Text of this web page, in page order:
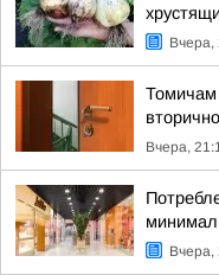
Вчера,
Томичам
Вчера,
Вчера,